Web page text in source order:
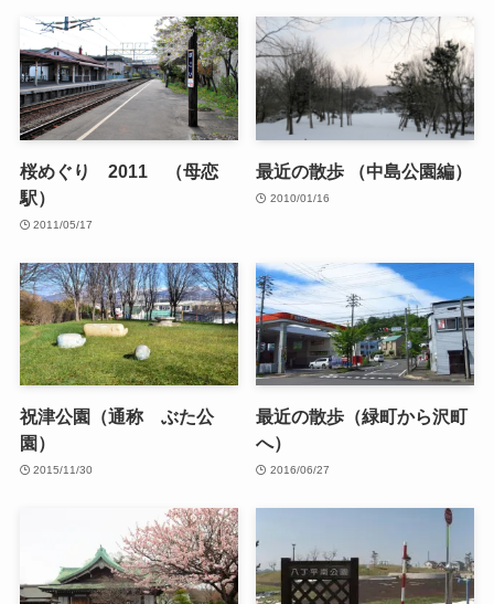
桜めぐり 2011 （母恋
駅）
2011/05/17
最近の散歩 （中島公園編）
2010/01/16
祝津公園（通称 ぶた公
園）
2015/11/30
最近の散歩（緑町から沢町
へ）
2016/06/27